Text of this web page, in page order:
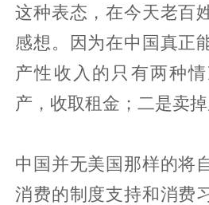
这种表态，在今天老百
感想。因为在中国真正
产性收入的只有两种
产，收取租金；二是卖掉
中国并无美国那样的将
消费的制度支持和消费